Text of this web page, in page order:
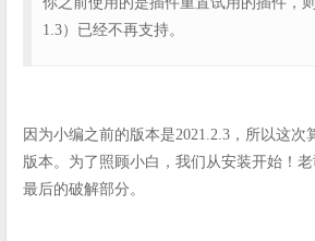
1.3）已经不再支持。
因为小编之前的版本是2021.2.3，所以这次
版本。为了照顾小白，我们从安装开始！
最后的破解部分。